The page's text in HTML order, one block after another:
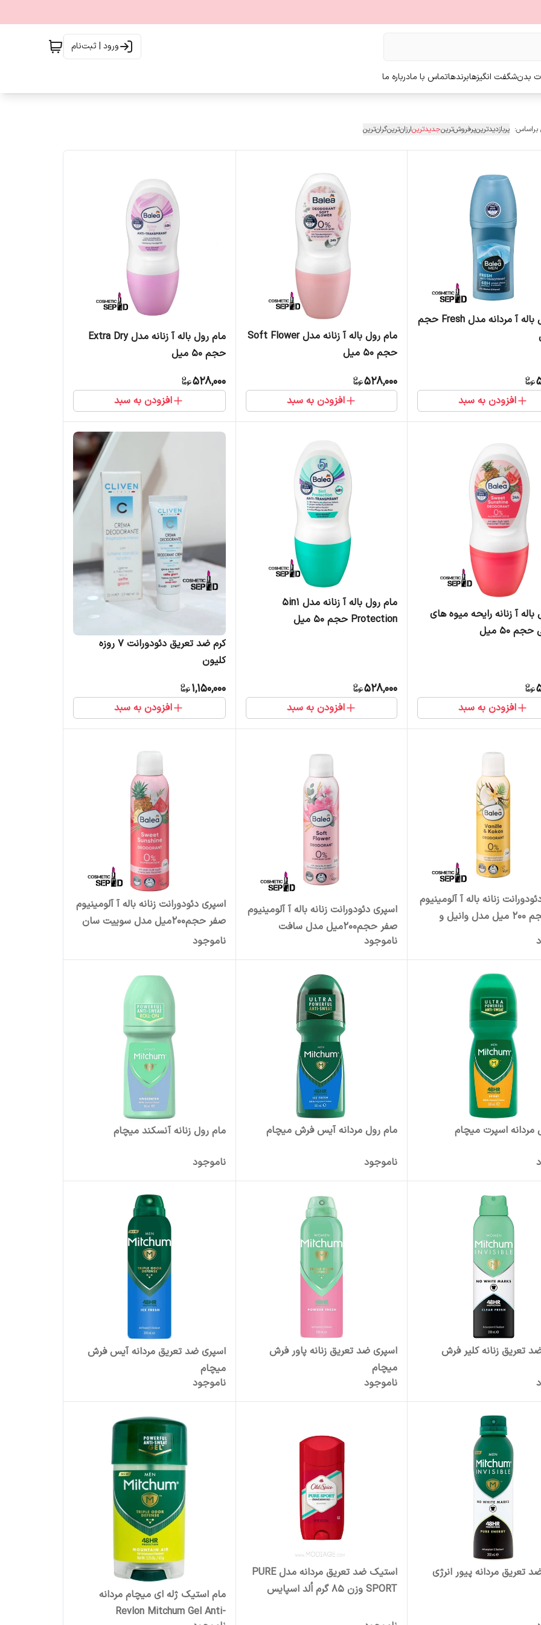
ورود | ثبت‌نام
بدنشگفت انگیزهابرندهاتماس با مادرباره ما
پربازدیدترینپرفروش‌ترینجدیدترینارزان‌ترینگران‌ترین
مام رول باله آ مردانه مدل Fresh حجم
افزودن به سبد
مام رول باله آ زنانه مدل Soft Flower
حجم 50 میل
528,000
افزودن به سبد
مام رول باله آ زنانه مدل Extra Dry
حجم 50 میل
528,000
افزودن به سبد
آ زنانه رایحه میوه های
50 میل
افزودن به سبد
مام رول باله آ زنانه مدل 5in1
Protection حجم 50 میل
528,000
افزودن به سبد
کرم ضد تعریق دئودورانت ٧ روزه
کلیون
1,150,000
افزودن به سبد
زنانه باله آ آلومینیوم
صفر حجم ۲۰۰ میل مدل وانیل و
اسپری دئودورانت زنانه باله آ آلومینیوم
صفر حجم200میل مدل سافت
فلاورBalea Soft Flower
ناموجود
اسپری دئودورانت زنانه باله آ آلومینیوم
صفر حجم200میل مدل سوییت سان
شاین Balea Sweet Sunshine
ناموجود
مردانه اسپرت میچام مام رول مردانه آیس فرش میچام
ناموجود
مام رول زنانه آنسکند میچام
ناموجود
تعریق زنانه کلیر فرش
اسپری ضد تعریق زنانه پاور فرش
میچام
ناموجود
اسپری ضد تعریق مردانه آیس فرش
میچام
ناموجود
تعریق مردانه پیور انرژی
استیک ضد تعریق مردانه مدل PURE
SPORT وزن 85 گرم اُلد اسپایس
مام استیک ژله ای میچام مردانه
Revlon Mitchum Gel Anti-